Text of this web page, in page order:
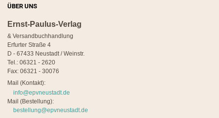
ÜBER UNS
Ernst-Paulus-Verlag
& Versandbuchhandlung
Erfurter Straße 4
D - 67433 Neustadt / Weinstr.
Tel.: 06321 - 2620
Fax: 06321 - 30076
Mail (Kontakt):
info@epvneustadt.de
Mail (Bestellung):
bestellung@epvneustadt.de